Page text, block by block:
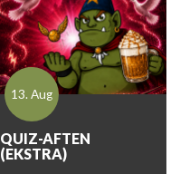
13. Aug
QUIZ-AFTEN
(EKSTRA)